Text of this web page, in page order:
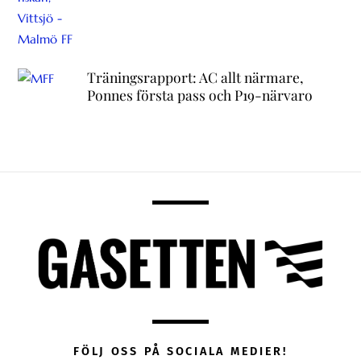
Träningsrapport: AC allt närmare,
Ponnes första pass och P19-närvaro
FÖLJ OSS PÅ SOCIALA MEDIER!